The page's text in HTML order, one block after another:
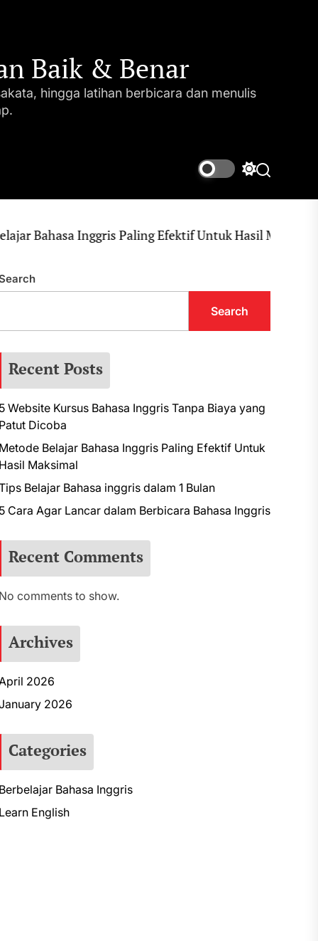
Baik & Benar
hingga latihan berbicara dan menulis
SwitchSearch
Inggris Paling Efektif Untuk Hasil Maksimal
Search
Recent Posts
5 Website Kursus Bahasa Inggris Tanpa Biaya yang
Patut Dicoba
Metode Belajar Bahasa Inggris Paling Efektif Untuk
Hasil Maksimal
Belajar Bahasa inggris dalam 1 Bulan
5 Cara Agar Lancar dalam Berbicara Bahasa Inggris
Recent Comments
No comments to show.
Archives
2026
2026
Categories
Berbelajar Bahasa Inggris
Learn English